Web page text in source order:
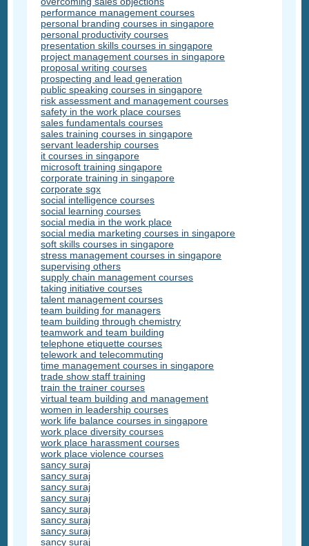
performance management courses
personal branding courses in singapore
personal productivity courses
presentation skills courses in singapore
project management courses in singapore
proposal writing courses
prospecting and lead generation
public speaking courses in singapore
risk assessment and management courses
safety in the work place courses
sales fundamentals courses
sales training courses in singapore
servant leadership courses
it courses in singapore
microsoft training singapore
corporate training in singapore
corporate sgx
social intelligence courses
social learning courses
social media in the work place
social media marketing courses in singapore
soft skills courses in singapore
stress management courses in singapore
supervising others
supply chain management courses
taking initiative courses
talent management courses
team building for managers
team building through chemistry
teamwork and team building
telephone etiquette courses
telework and telecommuting
time management courses in singapore
trade show staff training
train the trainer courses
virtual team building and management
women in leadership courses
work life balance courses in singapore
work place diversity courses
work place harassment courses
work place violence courses
sancy suraj
sancy suraj
sancy suraj
sancy suraj
sancy suraj
sancy suraj
sancy suraj
sancy suraj